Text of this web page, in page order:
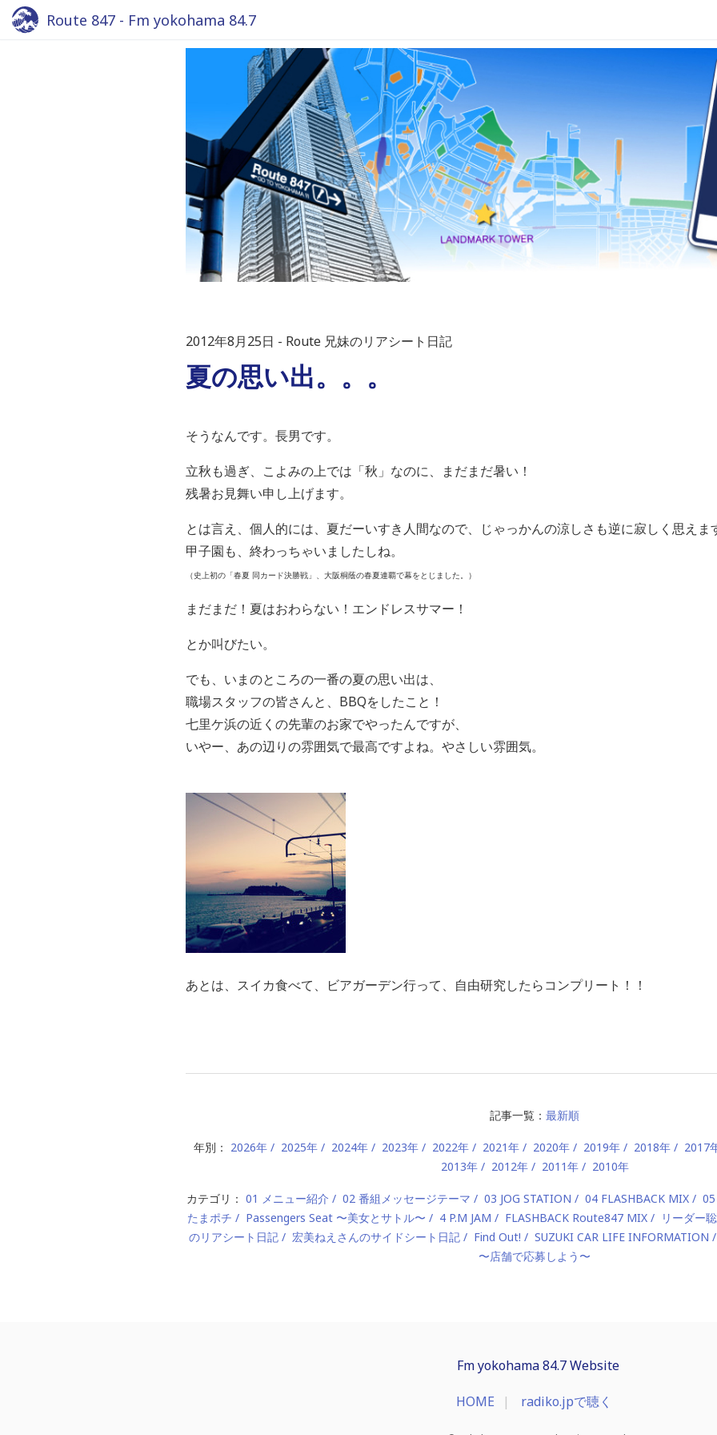
Route 847 - Fm yokohama 84.7
2012年8月25日 Route 兄妹のリアシート日記
夏の思い出。。。
そうなんです。長男です。
立秋も過ぎ、こよみの上では「秋」なのに、まだまだ暑い！
残暑お見舞い申し上げます。
とは言え、個人的には、夏だーいすき人間なので、じゃっかんの涼しさも逆に寂しく思えま
甲子園も、終わっちゃいましたしね。
（史上初の「春夏 同カード決勝戦」、大阪桐蔭の春夏連覇で幕をとじました。）
まだまだ！夏はおわらない！エンドレスサマー！
とか叫びたい。
でも、いまのところの一番の夏の思い出は、
職場スタッフの皆さんと、BBQをしたこと！
七里ケ浜の近くの先輩のお家でやったんですが、
いやー、あの辺りの雰囲気で最高ですよね。やさしい雰囲気。
あとは、スイカ食べて、ビアガーデン行って、自由研究したらコンプリート！！
記事一覧： 最新順
年別： 2026年 2025年 2024年 2023年 2022年 2021年 2020年 2019年 2018年
2017
2013年
2012年 2011年 2010年
カテゴリ： 01 メニュー紹介 02 番組メッセージテーマ 03 JOG STATION 04 FLASHBACK MIX
たまポチ
Passengers Seat 〜美女とサトル〜 4 P.M JAM FLASHBACK Route847 MIX
リーダー
のリアシート日記
宏美ねえさんのサイドシート日記 Find Out!
SUZUKI CAR LIFE INFORMATION
〜店舗で応募しよう〜
Fm yokohama 84.7 Website
HOME radiko.jpで聴く